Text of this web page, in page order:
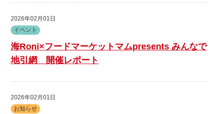
2026年02月01日
イベント
海Roni×フードマーケットマムpresents みんなで
地引網 開催レポート
2026年02月01日
お知らせ